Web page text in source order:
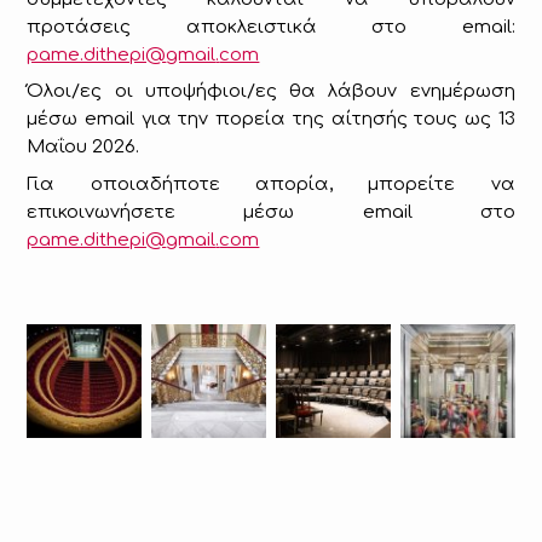
προτάσεις αποκλειστικά στο email:
pame.dithepi@gmail.com
Όλοι/ες οι υποψήφιοι/ες θα λάβουν ενημέρωση
μέσω email για την πορεία της αίτησής τους ως 13
Μαΐου 2026.
Για οποιαδήποτε απορία, μπορείτε να
επικοινωνήσετε μέσω email στο
pame.dithepi@gmail.com